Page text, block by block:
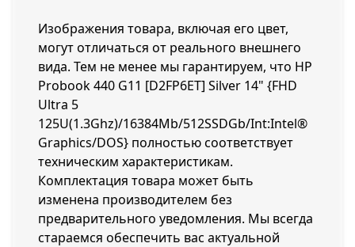
Изображения товара, включая его цвет,
могут отличаться от реального внешнего
вида. Тем не менее мы гарантируем, что HP
Probook 440 G11 [D2FP6ET] Silver 14" {FHD
Ultra 5
125U(1.3Ghz)/16384Mb/512SSDGb/Int:Intel®
Graphics/DOS} полностью соответствует
техническим характеристикам.
Комплектация товара может быть
изменена производителем без
предварительного уведомления. Мы всегда
стараемся обеспечить вас актуальной